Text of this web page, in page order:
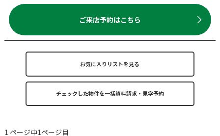
ご来店予約はこちら
お気に入りリストを見る
1 ページ中1ページ目